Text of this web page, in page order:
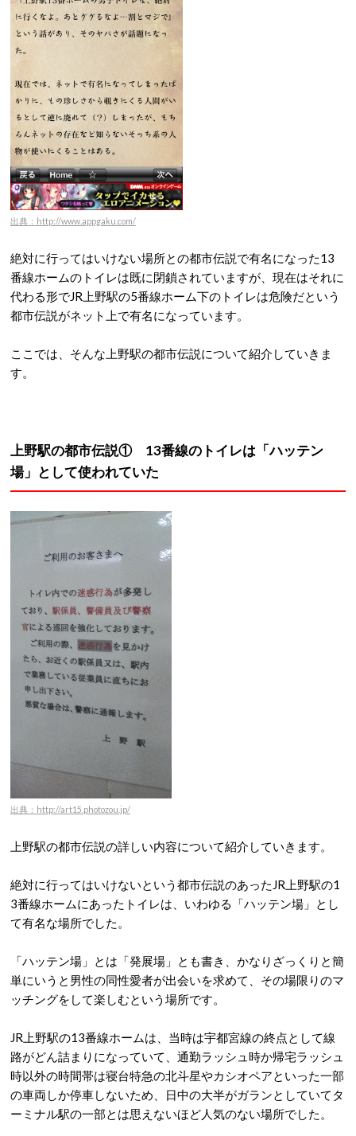
出典：http://www.appgaku.com/
絶対に行ってはいけない場所との都市伝説で有名になった13
番線ホームのトイレは既に閉鎖されていますが、現在はそれに
代わる形でJR上野駅の5番線ホーム下のトイレは危険だという
都市伝説がネット上で有名になっています。
ここでは、そんな上野駅の都市伝説について紹介していきま
す。
上野駅の都市伝説① 13番線のトイレは「ハッテン
場」として使われていた
出典：http://art15.photozou.jp/
上野駅の都市伝説の詳しい内容について紹介していきます。
絶対に行ってはいけないという都市伝説のあったJR上野駅の1
3番線ホームにあったトイレは、いわゆる「ハッテン場」とし
て有名な場所でした。
「ハッテン場」とは「発展場」とも書き、かなりざっくりと簡
単にいうと男性の同性愛者が出会いを求めて、その場限りのマ
ッチングをして楽しむという場所です。
JR上野駅の13番線ホームは、当時は宇都宮線の終点として線
路がどん詰まりになっていて、通勤ラッシュ時か帰宅ラッシュ
時以外の時間帯は寝台特急の北斗星やカシオペアといった一部
の車両しか停車しないため、日中の大半がガランとしていてタ
ーミナル駅の一部とは思えないほど人気のない場所でした。